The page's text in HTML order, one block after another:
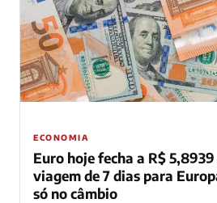
ECONOMIA
Euro hoje fecha a R$
viagem de 7 dias para
só no câmbio